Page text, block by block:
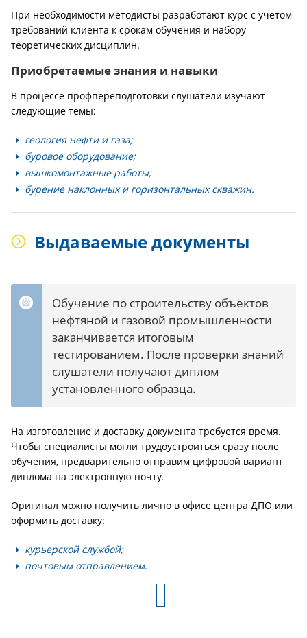
При необходимости методисты разработают курс с учетом
требований клиента к срокам обучения и набору
теоретических дисциплин.
Приобретаемые знания и навыки
В процессе профпереподготовки слушатели изучают
следующие темы:
геология нефти и газа;
буровое оборудование;
вышкомонтажные работы;
бурение наклонных и горизонтальных скважин.
Выдаваемые документы
Обучение по строительству объектов
нефтяной и газовой промышленности
заканчивается итоговым
тестированием. После проверки знаний
слушатели получают диплом
установленного образца.
На изготовление и доставку документа требуется время.
Чтобы специалисты могли трудоустроиться сразу после
обучения, предварительно отправим цифровой вариант
диплома на электронную почту.
Оригинал можно получить лично в офисе центра ДПО или
оформить доставку:
курьерской службой;
почтовым отправлением.